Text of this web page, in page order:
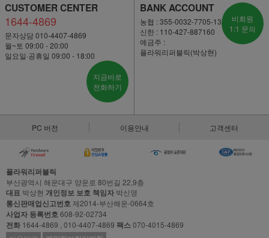
CUSTOMER CENTER
1644-4869
문자상담 010-4407-4869
월~토 09:00 - 20:00
일요일·공휴일 09:00 - 18:00
지금바로
전화하기
BANK ACCOUNT
농협 : 355-0032-7705-13
신한 : 110-427-887160
예금주 :
플라워리퍼블릭(박상현)
비회원
1:1 문의
PC 버전 이용안내 고객센터
플라워리퍼블릭
부산광역시 해운대구 양운로 80번길 22,9층
대표 박상현 개인정보 보호 책임자 박신영
통신판매업신고번호제2014-부산해운-0664호
사업자 등록번호608-92-02734
전화 1644-4869 , 010-4407-4869 팩스070-4015-4869